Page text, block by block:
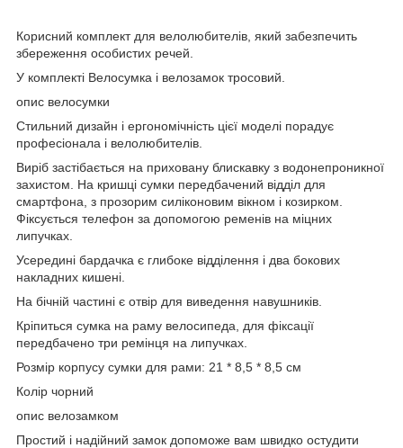
Корисний комплект для велолюбителів, який забезпечить
збереження особистих речей.
У комплекті Велосумка і велозамок тросовий.
опис велосумки
Стильний дизайн і ергономічність цієї моделі порадує
професіонала і велолюбителів.
Виріб застібається на приховану блискавку з водонепроникної
захистом. На кришці сумки передбачений відділ для
смартфона, з прозорим силіконовим вікном і козирком.
Фіксується телефон за допомогою ременів на міцних
липучках.
Усередині бардачка є глибоке відділення і два бокових
накладних кишені.
На бічній частині є отвір для виведення навушників.
Кріпиться сумка на раму велосипеда, для фіксації
передбачено три ремінця на липучках.
Розмір корпусу сумки для рами: 21 * 8,5 * 8,5 см
Колір чорний
опис велозамком
Простий і надійний замок допоможе вам швидко остудити